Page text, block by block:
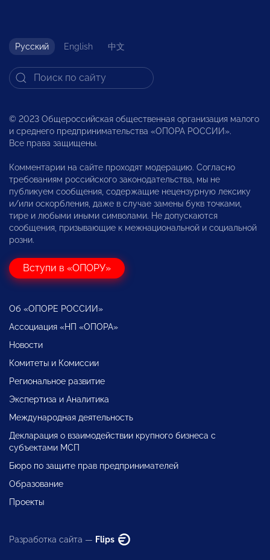
Русский English 中文
© 2023 Общероссийская общественная организация малого
и среднего предпринимательства «ОПОРА РОССИИ».
Все права защищены.
Комментарии на сайте проходят модерацию. Согласно
требованиям российского законодательства, мы не
публикуем сообщения, содержащие нецензурную лексику
и/или оскорбления, даже в случае замены букв точками,
тире и любыми иными символами. Не допускаются
сообщения, призывающие к межнациональной и социальной
розни.
Вступи в «ОПОРУ»
Об «ОПОРЕ РОССИИ»
Ассоциация «НП «ОПОРА»
Новости
Комитеты и Комиссии
Региональное развитие
Экспертиза и Аналитика
Международная деятельность
Декларация о взаимодействии крупного бизнеса с
субъектами МСП
Бюро по защите прав предпринимателей
Образование
Проекты
Разработка сайта — Flips